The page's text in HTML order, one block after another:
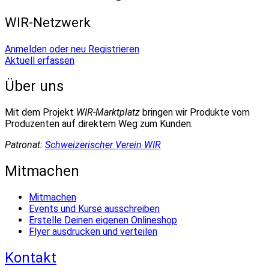
WIR-Netzwerk
Anmelden oder neu Registrieren
Aktuell erfassen
Über uns
Mit dem Projekt WIR-Marktplatz bringen wir Produkte vom
Produzenten auf direktem Weg zum Kunden.
Patronat: Schweizerischer Verein WIR
Mitmachen
Mitmachen
Events und Kurse ausschreiben
Erstelle Deinen eigenen Onlineshop
Flyer ausdrucken und verteilen
Kontakt